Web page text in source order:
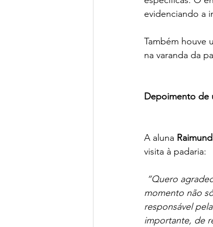
evidenciando a
Também houve
na varanda da
Depoimento de
A aluna
visita à padaria:
“Quero
momento não
responsável
importante, de